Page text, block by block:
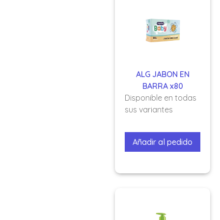
ALG JABON EN
BARRA x80
Disponible en todas
sus variantes
Añadir al pedido